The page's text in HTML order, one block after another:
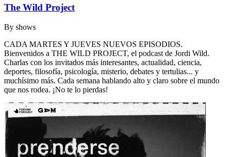
The Wild Project
By shows
CADA MARTES Y JUEVES NUEVOS EPISODIOS.
Bienvenidos a THE WILD PROJECT, el podcast de Jordi Wild.
Charlas con los invitados más interesantes, actualidad, ciencia,
deportes, filosofía, psicología, misterio, debates y tertulias... y
muchísimo más. Cada semana hablando alto y claro sobre el mundo
que nos rodea. ¡No te lo pierdas!